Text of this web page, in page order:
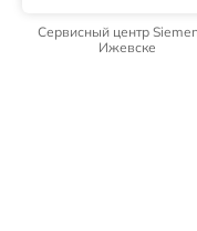
Сервисный центр
Ижевске